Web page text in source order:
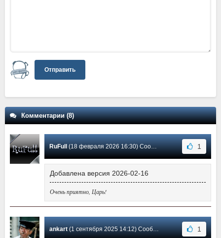
Отправить
Комментарии (8)
RuFull (18 февраля 2026 16:30) Сообщение #8 1
Добавлена версия 2026-02-16
Очень приятно, Царь!
ankart(1 сентября 2025 14:12) Сообщение #7 1